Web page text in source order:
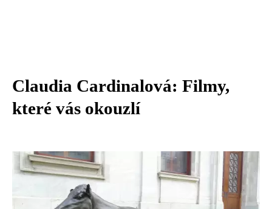
Claudia Cardinalová: Filmy,
které vás okouzlí